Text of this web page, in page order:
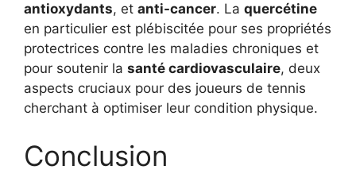
antioxydants, et anti-cancer. La quercétine
en particulier est plébiscitée pour ses propriétés
protectrices contre les maladies chroniques et
pour soutenir la santé cardiovasculaire, deux
aspects cruciaux pour des joueurs de tennis
cherchant à optimiser leur condition physique.
Conclusion